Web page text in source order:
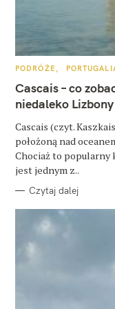
K
T
E
G
O
I
E
PODRÓŻE
Cascais – co
niedaleko Lizbony
Cascais (czyt.
położoną nad
Chociaż to popularny
jest jednym z..
Czytaj dalej